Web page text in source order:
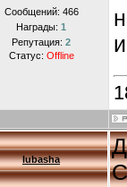
Сообщений: 466
Награды: 1
Репутация: 2
Статус: Offline
lubasha